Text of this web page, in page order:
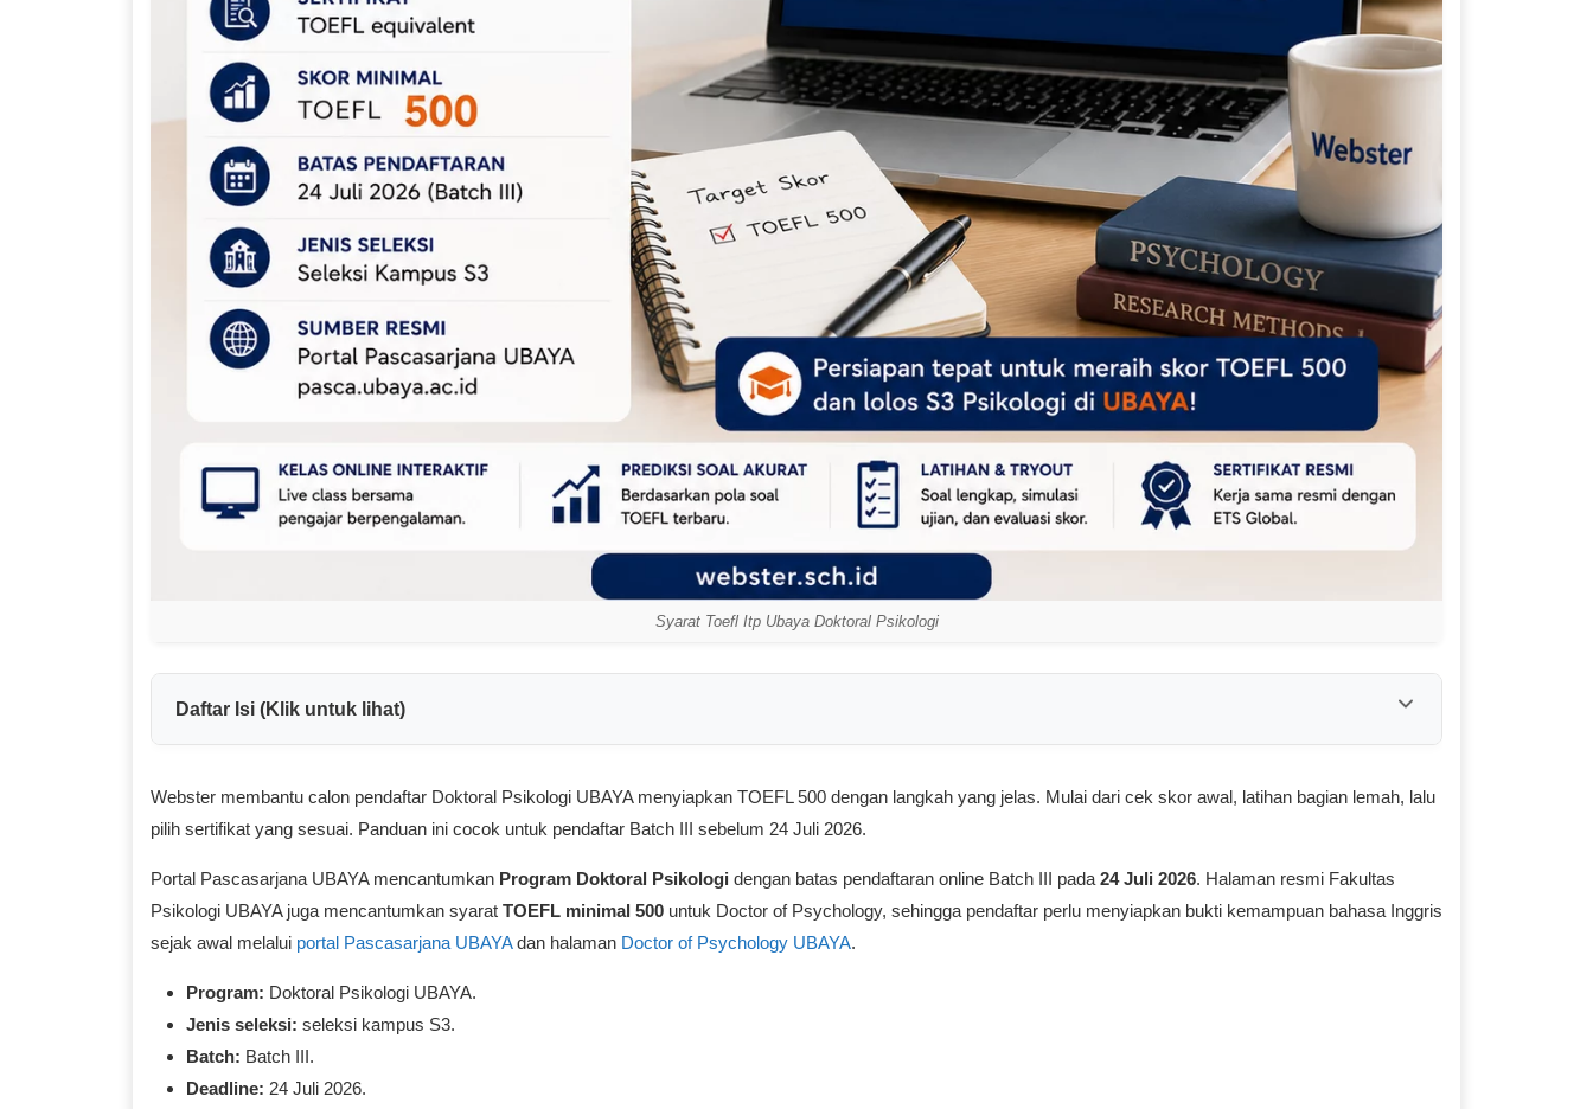
Syarat Toefl Itp Ubaya Doktoral Psikologi
Daftar Isi (Klik untuk lihat)
Webster membantu calon pendaftar Doktoral Psikologi UBAYA menyiapkan TOEFL 500 dengan langkah yang jelas. Mulai dari cek skor awal, latihan bagian lemah, lalu
pilih sertifikat yang sesuai. Panduan ini cocok untuk pendaftar Batch III sebelum 24 Juli 2026.
Portal Pascasarjana UBAYA mencantumkan Program Doktoral Psikologi dengan batas pendaftaran online Batch III pada 24 Juli 2026. Halaman resmi Fakultas
Psikologi UBAYA juga mencantumkan syarat TOEFL minimal 500 untuk Doctor of Psychology, sehingga pendaftar perlu menyiapkan bukti kemampuan bahasa Inggris
sejak awal melalui portal Pascasarjana UBAYAdan halaman Doctor of Psychology UBAYA.
Program: Doktoral Psikologi UBAYA.
Jenis seleksi: seleksi kampus S3.
Batch: Batch III.
Deadline: 24 Juli 2026.